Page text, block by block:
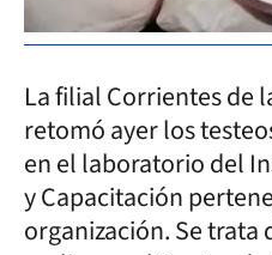
La filial Corrientes de
retomó ayer los
en el laboratorio del
y Capacitación
organización. Se trata